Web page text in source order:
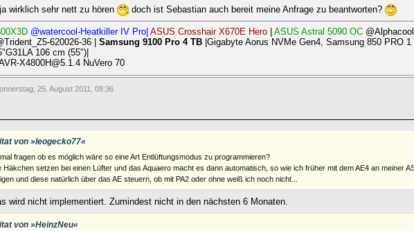
wirklich sehr nett zu hören doch ist Sebastian auch bereit meine Anfrage zu beantworten?
@watercool-Heatkiller IV Pro|ASUS Crosshair X670E Hero |ASUS Astral 5090 OC
620026-36 |Samsung 9100 Pro 4 TB |Gigabyte Aorus NVMe Gen4, Samsung 850 PRO
106 cm (55")|
X4800H@5.1.4 NuVero 70
25. August 2011, 08:36
von »leogecko77«
fragen ob es möglich wäre so eine Art Entlüftungsmodus zu programmieren?
Häkchen setzen bei einen Lüfter und das Aquaero macht es dann automatisch, so wie ich früher mit dem AE4 an meiner
und diese natürlich über das AE steuern, ob mit PA2 oder ohne weiß ich noch nicht...
wird nicht implementiert. Zumindest nicht in den nächsten 6 Monaten.
von »HeinzNeu«